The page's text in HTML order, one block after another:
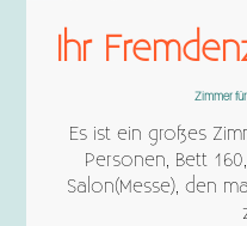
Ihr
Zimmer
Es ist ein großes
Personen, Bett
Salon(Messe), den